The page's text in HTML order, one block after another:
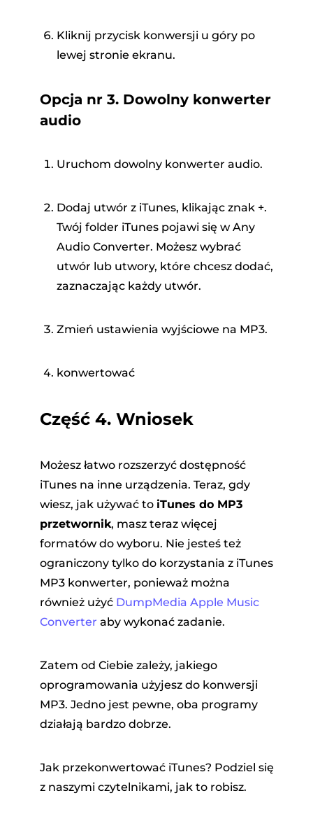
Kliknij przycisk konwersji u góry po
lewej stronie ekranu.
Opcja nr 3. Dowolny konwerter
audio
Uruchom dowolny konwerter audio.
Dodaj utwór z iTunes, klikając znak +.
Twój folder iTunes pojawi się w Any
Audio Converter. Możesz wybrać
utwór lub utwory, które chcesz dodać,
zaznaczając każdy utwór.
Zmień ustawienia wyjściowe na MP3.
konwertować
Część 4. Wniosek
Możesz łatwo rozszerzyć dostępność
iTunes na inne urządzenia. Teraz, gdy
wiesz, jak używać to iTunes do MP3
przetwornik, masz teraz więcej
formatów do wyboru. Nie jesteś też
ograniczony tylko do korzystania z iTunes
MP3 konwerter, ponieważ można
również użyć DumpMedia Apple Music
Converter aby wykonać zadanie.
Zatem od Ciebie zależy, jakiego
oprogramowania użyjesz do konwersji
MP3. Jedno jest pewne, oba programy
działają bardzo dobrze.
Jak przekonwertować iTunes? Podziel się
z naszymi czytelnikami, jak to robisz.